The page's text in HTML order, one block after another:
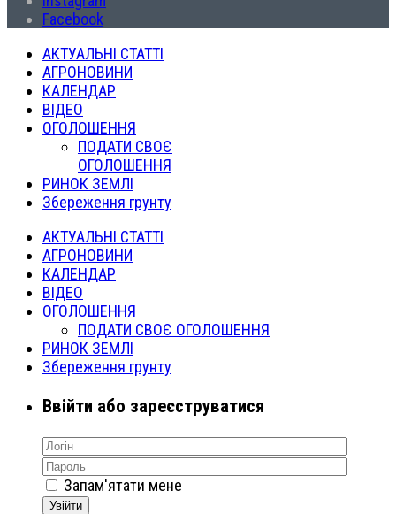
Facebook
АКТУАЛЬНІ СТАТТІ
АГРОНОВИНИ
КАЛЕНДАР
ВІДЕО
ОГОЛОШЕННЯ
ПОДАТИ СВОЄ
ОГОЛОШЕННЯ
РИНОК ЗЕМЛІ
Збереження грунту
АКТУАЛЬНІ СТАТТІ
АГРОНОВИНИ
КАЛЕНДАР
ВІДЕО
ОГОЛОШЕННЯ
ПОДАТИ СВОЄ ОГОЛОШЕННЯ
РИНОК ЗЕМЛІ
Збереження грунту
Ввійти або зареєструватися
Запам'ятати мене
Увійти